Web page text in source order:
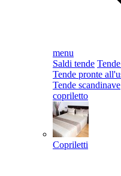
menu
Saldi tende
Tende pronte
Tende scandinave
copriletto
Copriletti